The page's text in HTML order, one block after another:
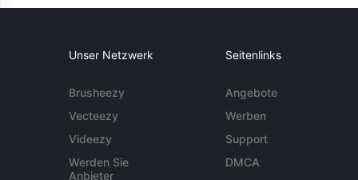
Unser Netzwerk
Brusheezy
Vecteezy
Videezy
Werden Sie
Anbieter
Seitenlinks
Angebote
Werben
Support
DMCA